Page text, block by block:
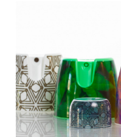
Digital Printing
une
toute nouvelle